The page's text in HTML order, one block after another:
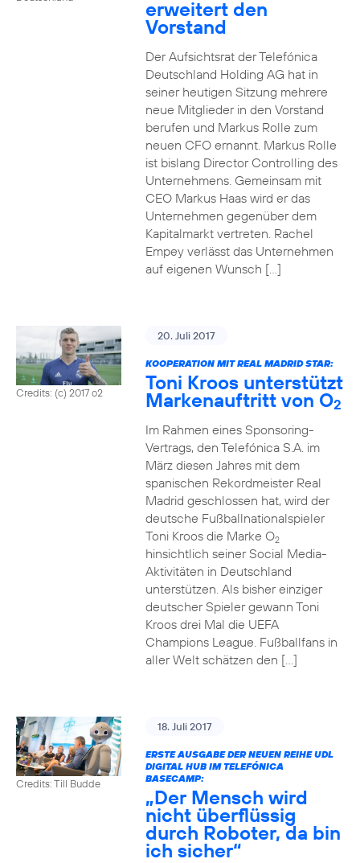
erweitert den
Vorstand
Der Aufsichtsrat der Telefónica
Deutschland Holding AG hat in
seiner heutigen Sitzung mehrere
neue Mitglieder in den Vorstand
berufen und Markus Rolle zum
neuen CFO ernannt. Markus Rolle
ist bislang Director Controlling des
Unternehmens. Gemeinsam mit
CEO Markus Haas wird er das
Unternehmen gegenüber dem
Kapitalmarkt vertreten. Rachel
Empey verlässt das Unternehmen
auf eigenen Wunsch […]
Credits: (c) 2017 o2
20. Juli 2017
KOOPERATION MIT REAL MADRID STAR:
Toni Kroos unterstützt
Markenauftritt von O2
Im Rahmen eines Sponsoring-
Vertrags, den Telefónica S.A. im
März diesen Jahres mit dem
spanischen Rekordmeister Real
Madrid geschlossen hat, wird der
deutsche Fußballnationalspieler
Toni Kroos die Marke O2
hinsichtlich seiner Social Media-
Aktivitäten in Deutschland
unterstützen. Als bisher einziger
deutscher Spieler gewann Toni
Kroos drei Mal die UEFA
Champions League. Fußballfans in
aller Welt schätzen den […]
Credits: Till Budde
18. Juli 2017
ERSTE AUSGABE DER NEUEN REIHE UDL
DIGITAL HUB IM TELEFÓNICA
BASECAMP:
„Der Mensch wird
nicht überflüssig
durch Roboter, da bin
ich sicher“